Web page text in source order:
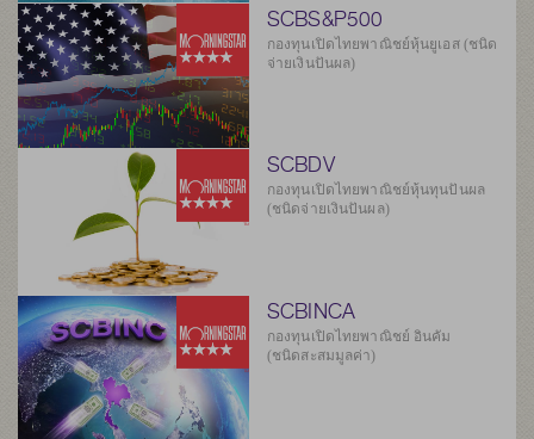
SCBS&P500
กองทุนเปิดไทยพาณิชย์หุ้นยูเอส (ชนิด
จ่ายเงินปันผล)
SCBDV
กองทุนเปิดไทยพาณิชย์หุ้นทุนปันผล
(ชนิดจ่ายเงินปันผล)
SCBINCA
กองทุนเปิดไทยพาณิชย์ อินคัม
(ชนิดสะสมมูลค่า)